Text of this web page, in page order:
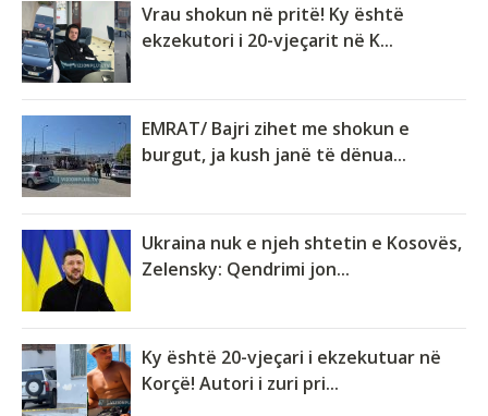
Vrau shokun në pritë! Ky është
ekzekutori i 20-vjeçarit në K...
EMRAT/ Bajri zihet me shokun e
burgut, ja kush janë të dënua...
Ukraina nuk e njeh shtetin e Kosovës,
Zelensky: Qendrimi jon...
Ky është 20-vjeçari i ekzekutuar në
Korçë! Autori i zuri pri...